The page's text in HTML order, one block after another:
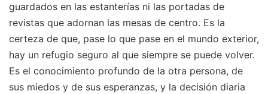
guardados en las estanterías ni las portadas de
revistas que adornan las mesas de centro. Es la
certeza de que, pase lo que pase en el mundo exterior,
hay un refugio seguro al que siempre se puede volver.
Es el conocimiento profundo de la otra persona, de
sus miedos y de sus esperanzas, y la decisión diaria